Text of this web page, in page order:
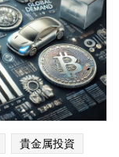
貴金属投資